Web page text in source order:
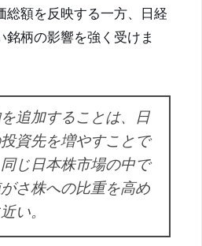
総額を反映する一方、日経
銘柄の影響を強く受けま
追加することは、日
資先を増やすことで
じ日本株市場の中で
さ株への比重を高め
い。